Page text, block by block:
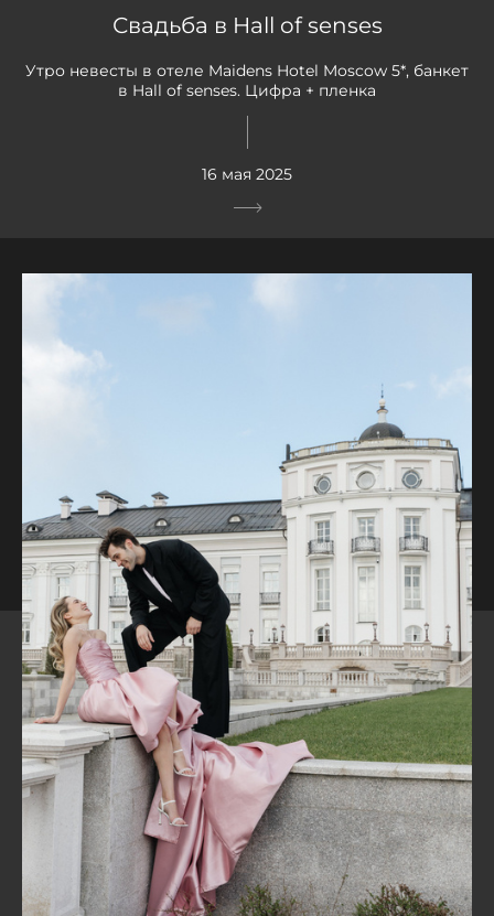
Свадьба в Hall of senses
Утро невесты в отеле Maidens Hotel Moscow 5*, банкет
в Hall of senses. Цифра + пленка
16 мая 2025